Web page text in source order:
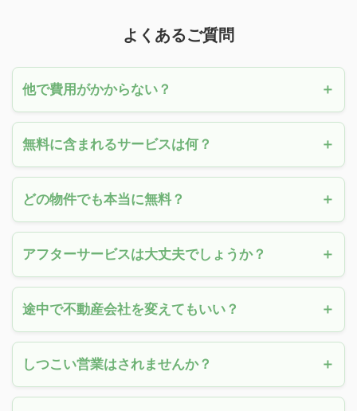
よくあるご質問
他で費用がかからない？
無料に含まれるサービスは何？
どの物件でも本当に無料？
アフターサービスは大丈夫でしょうか？
途中で不動産会社を変えてもいい？
しつこい営業はされませんか？